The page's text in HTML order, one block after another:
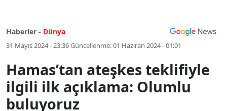
Haberler - Dünya
31 Mayıs 2024 - 23:36Güncellenme:01 Haziran 2024 - 01:01
Hamas’tan ateşkes teklifiyle
ilgili ilk açıklama: Olumlu
buluyoruz